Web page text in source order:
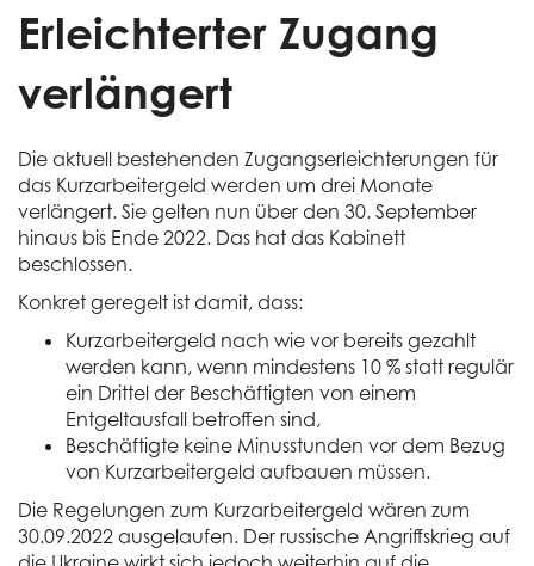
Erleich­terter Zugang
verlängert
Die aktuell bestehenden Zugangserleichterungen für
das Kurzarbeitergeld werden um drei Monate
verlängert. Sie gelten nun über den 30. September
hinaus bis Ende 2022. Das hat das Kabinett
beschlossen.
Konkret geregelt ist damit, dass:
Kurzarbeitergeld nach wie vor bereits gezahlt
werden kann, wenn mindestens 10 % statt regulär
ein Drittel der Beschäftigten von einem
Entgeltausfall betroffen sind,
Beschäftigte keine Minusstunden vor dem Bezug
von Kurzarbeitergeld aufbauen müssen.
Die Regelungen zum Kurzarbeitergeld wären zum
30.09.2022 ausgelaufen. Der russische Angriffskrieg auf